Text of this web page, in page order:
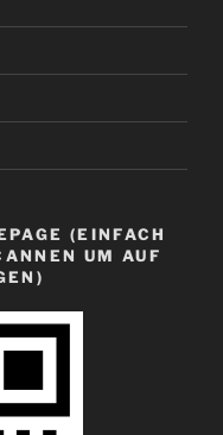
(EINFACH
UM AUF